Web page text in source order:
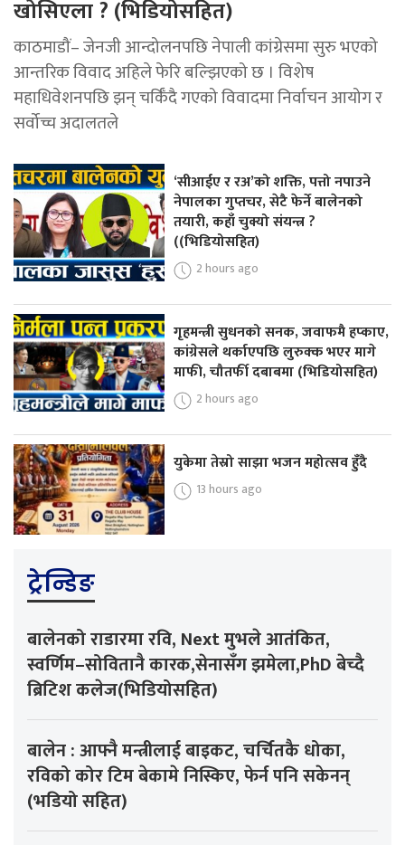
खोसिएला ? (भिडियोसहित)
काठमाडौं– जेनजी आन्दोलनपछि नेपाली कांग्रेसमा सुरु भएको
आन्तरिक विवाद अहिले फेरि बल्झिएको छ । विशेष
महाधिवेशनपछि झन् चर्किँदै गएको विवादमा निर्वाचन आयोग र
सर्वोच्च अदालतले
‘सीआईए र रअ’को शक्ति, पत्तो नपाउने
नेपालका गुप्तचर, सेटै फेर्ने बालेनको
तयारी, कहाँ चुक्यो संयन्त्र ?
((भिडियोसहित)
2 hours ago
गृहमन्त्री सुधनको सनक, जवाफमै हप्काए,
कांग्रेसले थर्काएपछि लुरुक्क भएर मागे
माफी, चौतर्फी दबाबमा (भिडियोसहित)
2 hours ago
युकेमा तेस्रो साझा भजन महोत्सव हुँदै
13 hours ago
ट्रेन्डिङ
बालेनको राडारमा रवि, Next मुभले आतंकित,
स्वर्णिम–सोवितानै कारक,सेनासँग झमेला,PhD बेच्दै
ब्रिटिश कलेज(भिडियोसहित)
बालेन : आफ्नै मन्त्रीलाई बाइकट, चर्चितकै धोका,
रविको कोर टिम बेकामे निस्किए, फेर्न पनि सकेनन्
(भडियो सहित)